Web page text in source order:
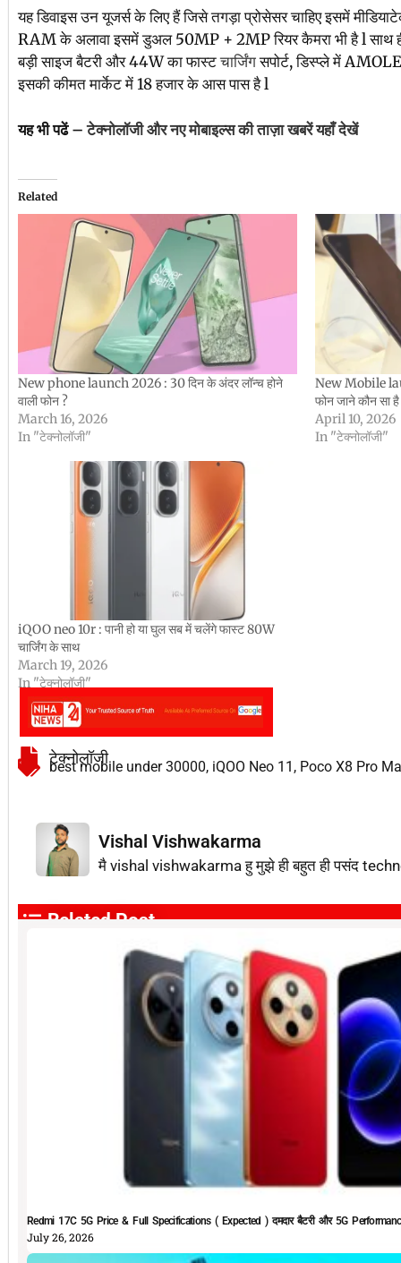
यह डिवाइस उन यूजर्स के लिए हैं जिसे तगड़ा प्रोसेसर चाहिए इसमें
RAM के अलावा इसमें डुअल 50MP + 2MP रियर कैमरा भी है l
बड़ी साइज बैटरी और 44W का फास्टचार्जिंगसपोर्ट, डिस्प्ले में
इसकी कीमत मार्केट में 18 हजार के आस पास है l
यह भी पढें –टेक्नोलॉजी और नए मोबाइल्स की ताज़ा खबरें यहाँ देखें
Related
New phone launch 2026 : 30 दिन के अंदर लॉन्च होने
वाली फोन ?
March 16, 2026
In "टेक्नोलॉजी"
New Mobile
फोन जाने कौन सा
April 10, 2026
In "टेक्नोलॉजी"
iQOO neo 10r : पानी हो या घुल सब में चलेंगे फास्ट 80W
चार्जिंग के साथ
March 19, 2026
In "टेक्नोलॉजी"
टेक्नोलॉजी
best mobile under 30000, iQOO Neo 11 , Poco X8 Pro
Vishal Vishwakarma
मै vishal vishwakarma हु मुझे ही बहुत ही पसंद
Related Post
Redmi 17C 5G Price & Full Specifications ( Expected ) दमदार बैटरी और 5G
July 26, 2026